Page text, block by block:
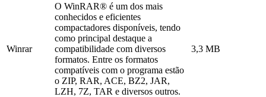
Winrar
O WinRAR® é um dos mais
conhecidos e eficientes
compactadores disponíveis, tendo
como principal destaque a
compatibilidade com diversos
formatos. Entre os formatos
compatíveis com o programa estão
o ZIP, RAR, ACE, BZ2, JAR,
LZH, 7Z, TAR e diversos outros.
3,3 MB